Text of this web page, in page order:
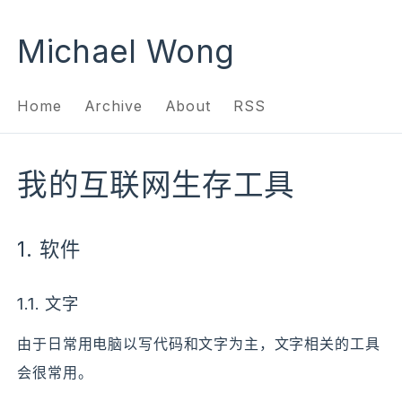
Michael Wong
Home Archive About RSS
我的互联网生存工具
1. 软件
1.1. 文字
由于日常用电脑以写代码和文字为主，文字相关的工具
会很常用。